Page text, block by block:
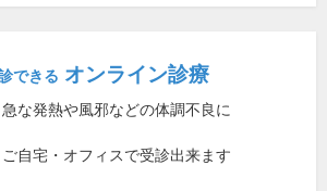
できる オンライン診療
急な発熱や風邪などの体調不良に
ご自宅・オフィスで受診出来ます